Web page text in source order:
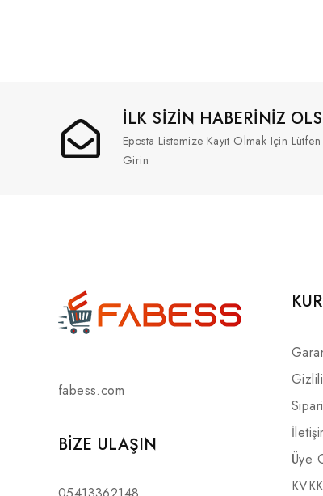
İLK SİZİN HABERİNİZ
Eposta Listemize Kayıt Olmak Için
Girin
fabess.com
BIZE ULAŞIN
Üye
KVKK